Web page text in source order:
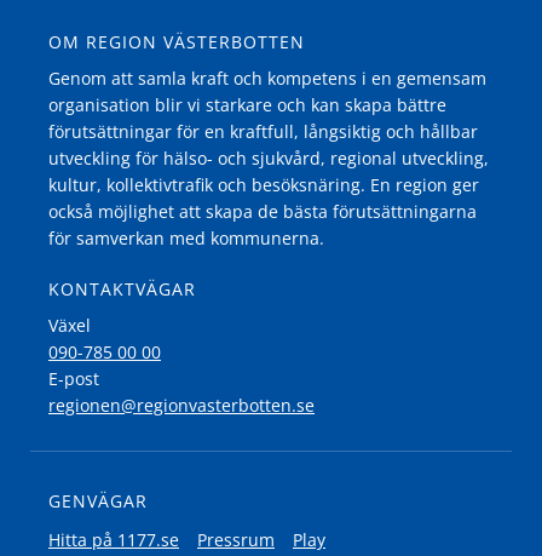
OM REGION VÄSTERBOTTEN
Genom att samla kraft och kompetens i en gemensam
organisation blir vi starkare och kan skapa bättre
förutsättningar för en kraftfull, långsiktig och hållbar
utveckling för hälso- och sjukvård, regional utveckling,
kultur, kollektivtrafik och besöksnäring. En region ger
också möjlighet att skapa de bästa förutsättningarna
för samverkan med kommunerna.
KONTAKTVÄGAR
Växel
090-785 00 00
E-post
regionen@regionvasterbotten.se
GENVÄGAR
Hitta på 1177.se
Pressrum
Play